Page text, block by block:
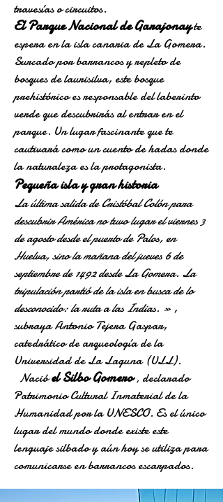
travesías o circuitos.
El Parque Nacional de Garajonayte
espera en la isla canaria de La Gomera.
Surcado por barrancos y repleto de
bosques de laurisilva, este bosque
prehistórico es responsable del laberinto
verde que descubrirás al entrar en el
parque. Un lugar fascinante que te
cautivará como un cuento de hadas donde
la naturaleza es la protagonista.
Pequeña isla y gran historia
La última salida de Cristóbal Colón para
descubrir América no tuvo lugar el viernes 3
de agosto desde el puerto de Palos, en
Huelva, sino la mañana del jueves 6 de
septiembre de 1492 desde La Gomera. La
tripulación partió de la isla en busca de lo
desconocido: la ruta a las Indias. » ,
subraya Antonio Tejera Gaspar,
catedrático de arqueología de la
Universidad de La Laguna (ULL).
Nacióel Silbo Gomero , declarado
Patrimonio Cultural Inmaterial de la
Humanidad por la UNESCO. Es el único
lugar del mundo donde existe este
lenguaje silbado y aún hoy se utiliza para
comunicarse en barrancos escarpados.